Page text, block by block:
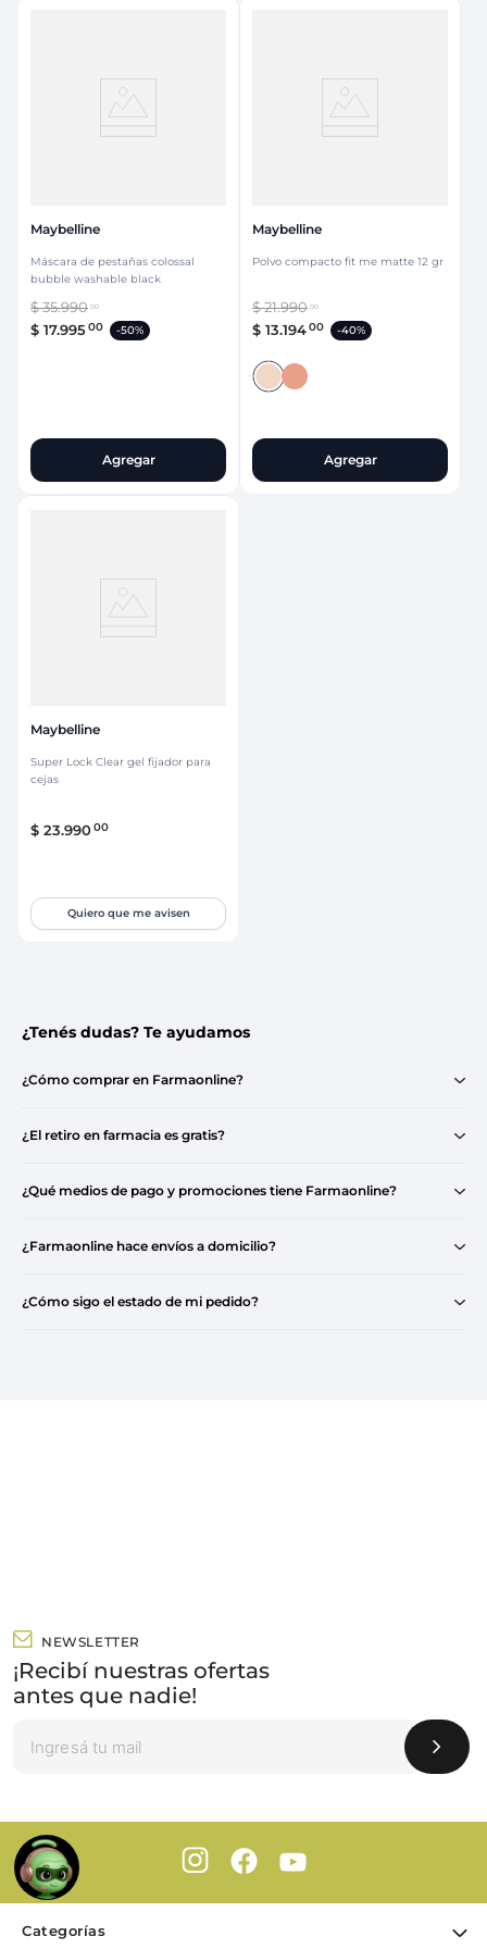
Maybelline
Máscara de pestañas colossal
bubble washable black
$35.990 00
$ 17.99500 -50%
Agregar
Maybelline
Polvo compacto fit me matte 12 gr
$21.990 00
$ 13.19400 -40%
Agregar
Maybelline
Super Lock Clear gel fijador para
cejas
$ 23.99000
Quiero que me avisen
¿Tenés dudas? Te ayudamos
¿Cómo comprar en Farmaonline?
¿El retiro en farmacia es gratis?
¿Qué medios de pago y promociones tiene Farmaonline?
¿Farmaonline hace envíos a domicilio?
¿Cómo sigo el estado de mi pedido?
NEWSLETTER
¡Recibí nuestras ofertas
antes que nadie!
Categorías